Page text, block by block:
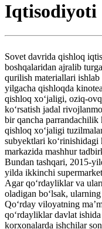
Iqtisodiyoti
Sovet davrida qishloq
boshqalaridan ajralib
qurilish materiallari
yilgacha qishloqda
qishloq xoʻjaligi, oziq-
koʻrsatish jadal
bir qancha
qishloq xoʻjaligi
subyektlari
markazida mashhur
Bundan tashqari, 2015-
yilda ikkinchi
Agar qoʻrdayliklar va
oladigan boʻlsak,
Qoʻrday viloyatning
qoʻrdayliklar davlat
korxonalarda ishchilar